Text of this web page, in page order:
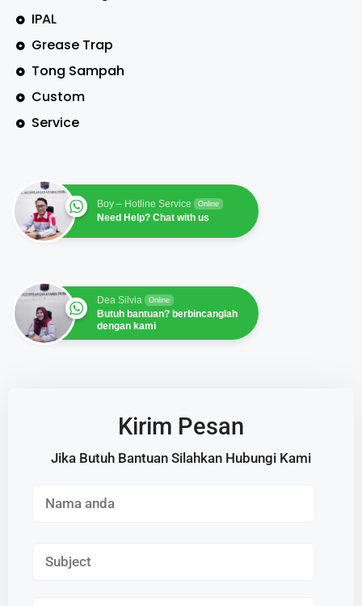
IPAL
Grease Trap
Tong Sampah
Custom
Service
Boy – Hotline Service Online
Need Help? Chat with us
Dea Silvia Online
Butuh bantuan? berbincanglah
dengan kami
Kirim Pesan
Jika Butuh Bantuan Silahkan Hubungi Kami